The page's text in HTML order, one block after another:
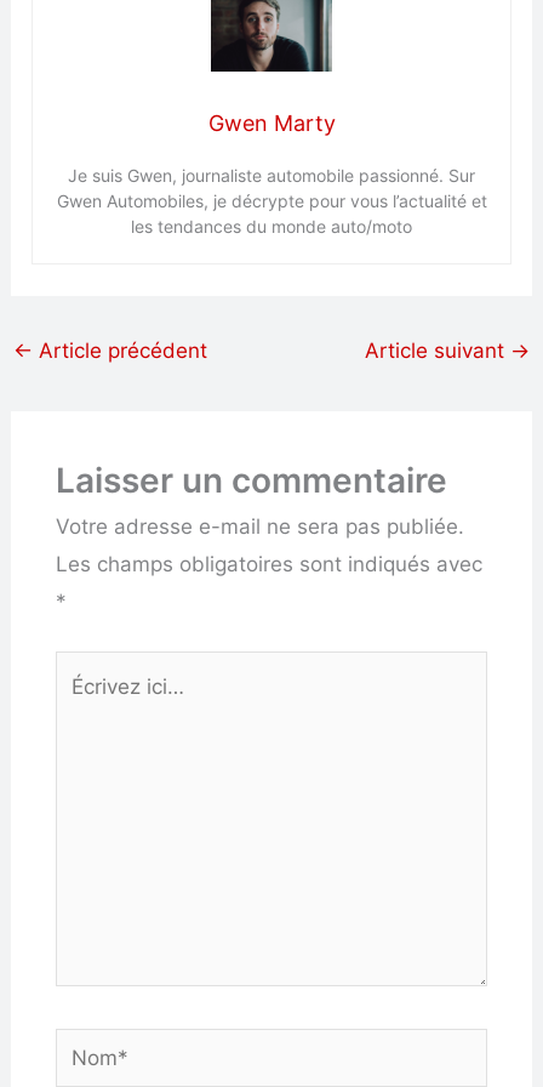
Gwen Marty
Je suis Gwen, journaliste automobile passionné. Sur
Gwen Automobiles, je décrypte pour vous l’actualité et
les tendances du monde auto/moto
← Article précédent Article suivant →
Laisser un commentaire
Votre adresse e-mail ne sera pas publiée.
Les champs obligatoires sont indiqués avec
*
Écrivez
Nom*